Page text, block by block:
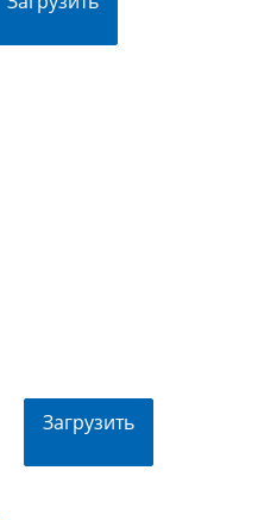
Загрузить